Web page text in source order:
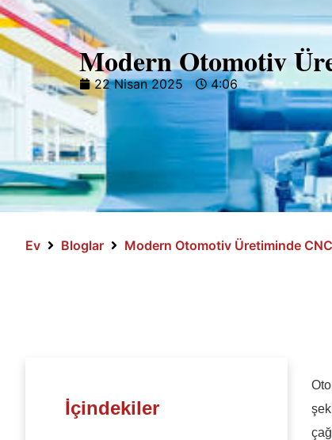
Modern Otomotiv
22 Nisan 2025 4:06
Ev Bloglar Modern Otomotiv Üretiminde
İçindekiler